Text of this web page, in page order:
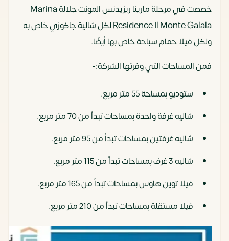
خصصت في مرحلة مارينا ريزيدنس المونت جلالة Marina
Residence Il Monte Galala لكل شالية جاكوزي خاص به
ولكل فيلا حمام سباحة خاص بها أيضًا.
فمن المساحات التي وفرتها الشركة:-
ستوديو بمساحة 55 متر مربع.
شاليه غرفة واحدة بمساحات تبدأ من 70 متر مربع.
شاليه غرفتين بمساحات تبدأ من 95 متر مربع.
شاليه 3 غرف بمساحات تبدأ من 115 متر مربع.
فيلا توين هاوس بمساحات تبدأ من 165 متر مربع.
فيلا مستقلة بمساحات تبدأ من 210 متر مربع.